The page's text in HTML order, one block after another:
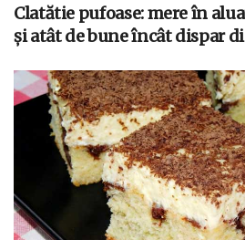
Clatătie pufoase: mere în
și atât de bune încât dispar